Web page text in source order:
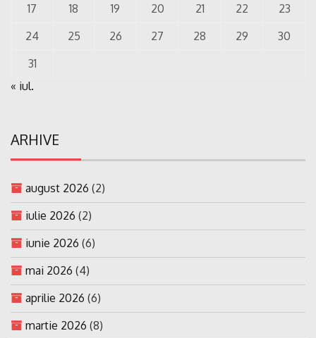
17
18 19 20 21 22
23
24
25 26 27 28 29
30
31
« iul.
ARHIVE
august 2026 (2)
iulie 2026 (2)
iunie 2026 (6)
mai 2026 (4)
aprilie 2026 (6)
martie 2026 (8)